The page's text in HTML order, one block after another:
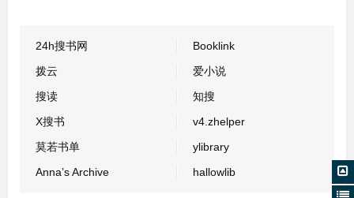
24h搜书网
Booklink
拨云
爱小说
搜读
知搜
X搜书
v4.zhelper
莫若书单
ylibrary
Anna’s Archive
hallowlib